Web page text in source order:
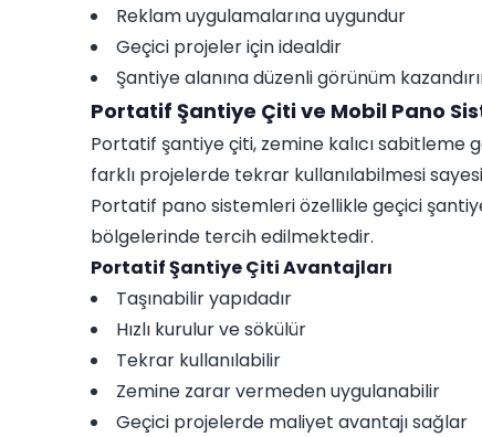
Reklam uygulamalarına uygundur
Geçici projeler için idealdir
Şantiye alanına düzenli görünüm
Portatif Şantiye Çiti ve Mobil Pano
Portatif şantiye çiti, zemine kalıcı
farklı projelerde tekrar kullanılabilmesi
Portatif pano sistemleri özellikle geçici
bölgelerinde tercih edilmektedir.
Portatif Şantiye Çiti Avantajları
Taşınabilir yapıdadır
Hızlı kurulur ve sökülür
Tekrar kullanılabilir
Zemine zarar vermeden uygulanabilir
Geçici projelerde maliyet avantajı sağlar